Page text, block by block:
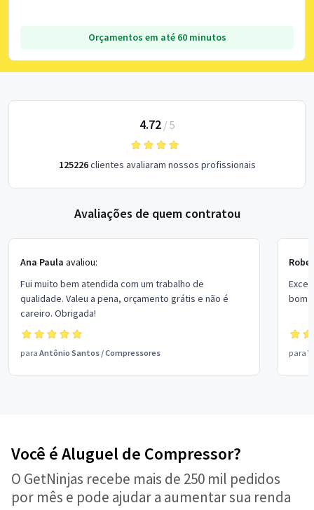
Orçamentos em até 60 minutos
4.72/ 5
125226clientes avaliaram nossos profissionais
Avaliações de quem contratou
Ana Paula avaliou:
Fui muito bem atendida com um trabalho de
qualidade. Valeu a pena, orçamento grátis e não é
careiro. Obrigada!
para Antônio Santos /Compressores
bom
para
Você é Aluguel de Compressor?
O GetNinjas recebe mais de 250 mil pedidos
por mês e pode ajudar a aumentar sua renda